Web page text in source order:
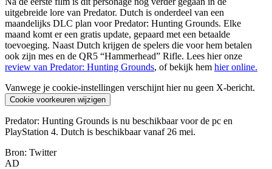
uitgebreide lore van Predator. Dutch is onderdeel van een
maandelijks DLC plan voor Predator: Hunting Grounds. Elke
maand komt er een gratis update, gepaard met een betaalde
toevoeging. Naast Dutch krijgen de spelers die voor hem betalen
ook zijn mes en de QR5 “Hammerhead” Rifle. Lees hier onze
review van Predator: Hunting Grounds, of bekijk hem hier online.
Vanwege je cookie-instellingen verschijnt hier nu geen X-bericht.
Cookie voorkeuren wijzigen
Predator: Hunting Grounds is nu beschikbaar voor de pc en
PlayStation 4. Dutch is beschikbaar vanaf 26 mei.
Bron: Twitter
AD